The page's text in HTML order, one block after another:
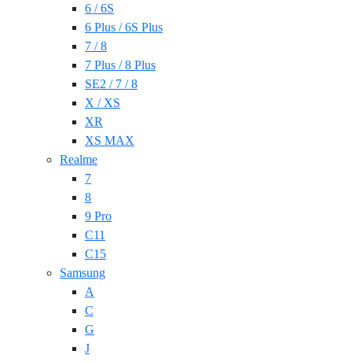
6 / 6S
6 Plus / 6S Plus
7 / 8
7 Plus / 8 Plus
SE2 / 7 / 8
X / XS
XR
XS MAX
Realme
7
8
9 Pro
C11
C15
Samsung
A
C
G
J